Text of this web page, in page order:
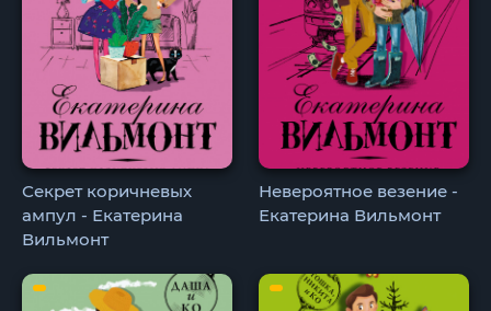
Секрет коричневых
ампул - Екатерина
Вильмонт
Невероятное везение -
Екатерина Вильмонт